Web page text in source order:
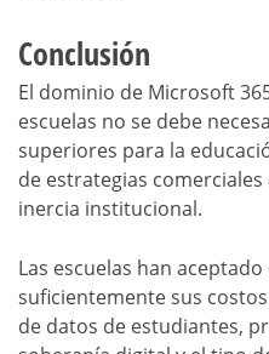
Conclusión
El dominio de Microsoft
escuelas no se debe
superiores para la
de estrategias
inercia institucional.
Las escuelas han
suficientemente sus
de datos de estudiantes,